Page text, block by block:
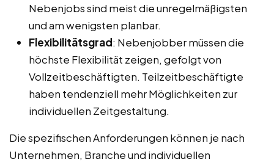
Nebenjobs sind meist die unregelmäßigsten
und am wenigsten planbar.
Flexibilitätsgrad: Nebenjobber müssen die
höchste Flexibilität zeigen, gefolgt von
Vollzeitbeschäftigten. Teilzeitbeschäftigte
haben tendenziell mehr Möglichkeiten zur
individuellen Zeitgestaltung.
Die spezifischen Anforderungen können je nach
Unternehmen, Branche und individuellen